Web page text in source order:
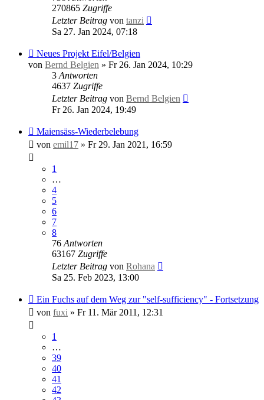
270865 Zugriffe
Letzter Beitrag von tanzi
Sa 27. Jan 2024, 07:18
Neues Projekt Eifel/Belgien
von Bernd Belgien » Fr 26. Jan 2024, 10:29
3 Antworten
4637 Zugriffe
Letzter Beitrag von Bernd Belgien
Fr 26. Jan 2024, 19:49
Maiensäss-Wiederbelebung
von emil17 » Fr 29. Jan 2021, 16:59
1
…
4
5
6
7
8
76 Antworten
63167 Zugriffe
Letzter Beitrag von Rohana
Sa 25. Feb 2023, 13:00
Ein Fuchs auf dem Weg zur "self-sufficiency" - Fortsetzung
von fuxi » Fr 11. Mär 2011, 12:31
1
…
39
40
41
42